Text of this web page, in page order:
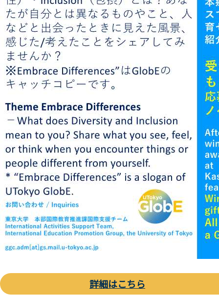
詳細はこちら